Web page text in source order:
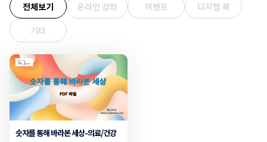
전체보기 온라인 강좌 이벤트
디지털 북
기타
숫자를 통해 바라본 세상-의료/건강